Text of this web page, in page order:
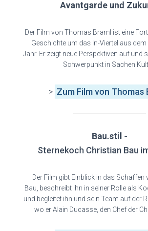
Avantgarde und
Der Film von Thomas Braml ist eine
Geschichte um das In-Viertel aus
Jahr. Er zeigt neue Perspektiven auf und
Schwerpunkt in Sachen
> Zum Film von Thomas
Bau.stil -
Sternekoch Christian Bau
Der Film gibt Einblick in das Schaffen
Bau, beschreibt ihn in seiner Rolle als
und begleitet ihn und sein Team auf der
wo er Alain Ducasse, den Chef der